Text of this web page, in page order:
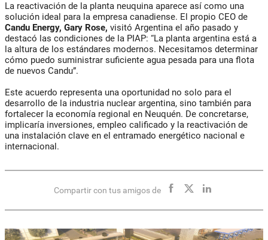
La reactivación de la planta neuquina aparece así como una
solución ideal para la empresa canadiense. El propio CEO de
Candu Energy, Gary Rose, visitó Argentina el año pasado y
destacó las condiciones de la PIAP: “La planta argentina está a
la altura de los estándares modernos. Necesitamos determinar
cómo puedo suministrar suficiente agua pesada para una flota
de nuevos Candu”.
Este acuerdo representa una oportunidad no solo para el
desarrollo de la industria nuclear argentina, sino también para
fortalecer la economía regional en Neuquén. De concretarse,
implicaría inversiones, empleo calificado y la reactivación de
una instalación clave en el entramado energético nacional e
internacional.
Compartir con tus amigos de